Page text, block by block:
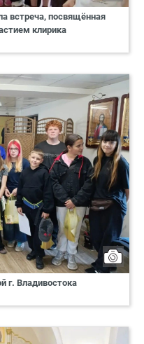
встреча, посвящённая
клирика
г. Владивостока